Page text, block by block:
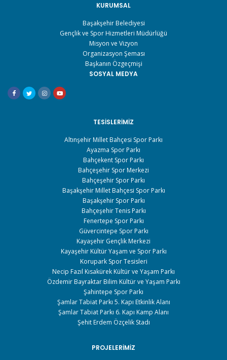
KURUMSAL
Başakşehir Belediyesi
Gençlik ve Spor Hizmetleri Müdürlüğü
Misyon ve Vizyon
Organizasyon Şeması
Başkanın Özgeçmişi
SOSYAL MEDYA
TESISLERIMIZ
Altınşehir Millet Bahçesi Spor Parkı
Ayazma Spor Parkı
Bahçekent Spor Parkı
Bahçeşehir Spor Merkezi
Bahçeşehir Spor Parkı
Başakşehir Millet Bahçesi Spor Parkı
Başakşehir Spor Parkı
Bahçeşehir Tenis Parkı
Fenertepe Spor Parkı
Güvercintepe Spor Parkı
Kayaşehir Gençlik Merkezi
Kayaşehir Kültür Yaşam ve Spor Parkı
Korupark Spor Tesisleri
Necip Fazıl Kısakürek Kültür ve Yaşam Parkı
Özdemir Bayraktar Bilim Kültür ve Yaşam Parkı
Şahintepe Spor Parkı
Şamlar Tabiat Parkı 5. Kapı Etkinlik Alanı
Şamlar Tabiat Parkı 6. Kapı Kamp Alanı
Şehit Erdem Özçelik Stadı
PROJELERIMIZ